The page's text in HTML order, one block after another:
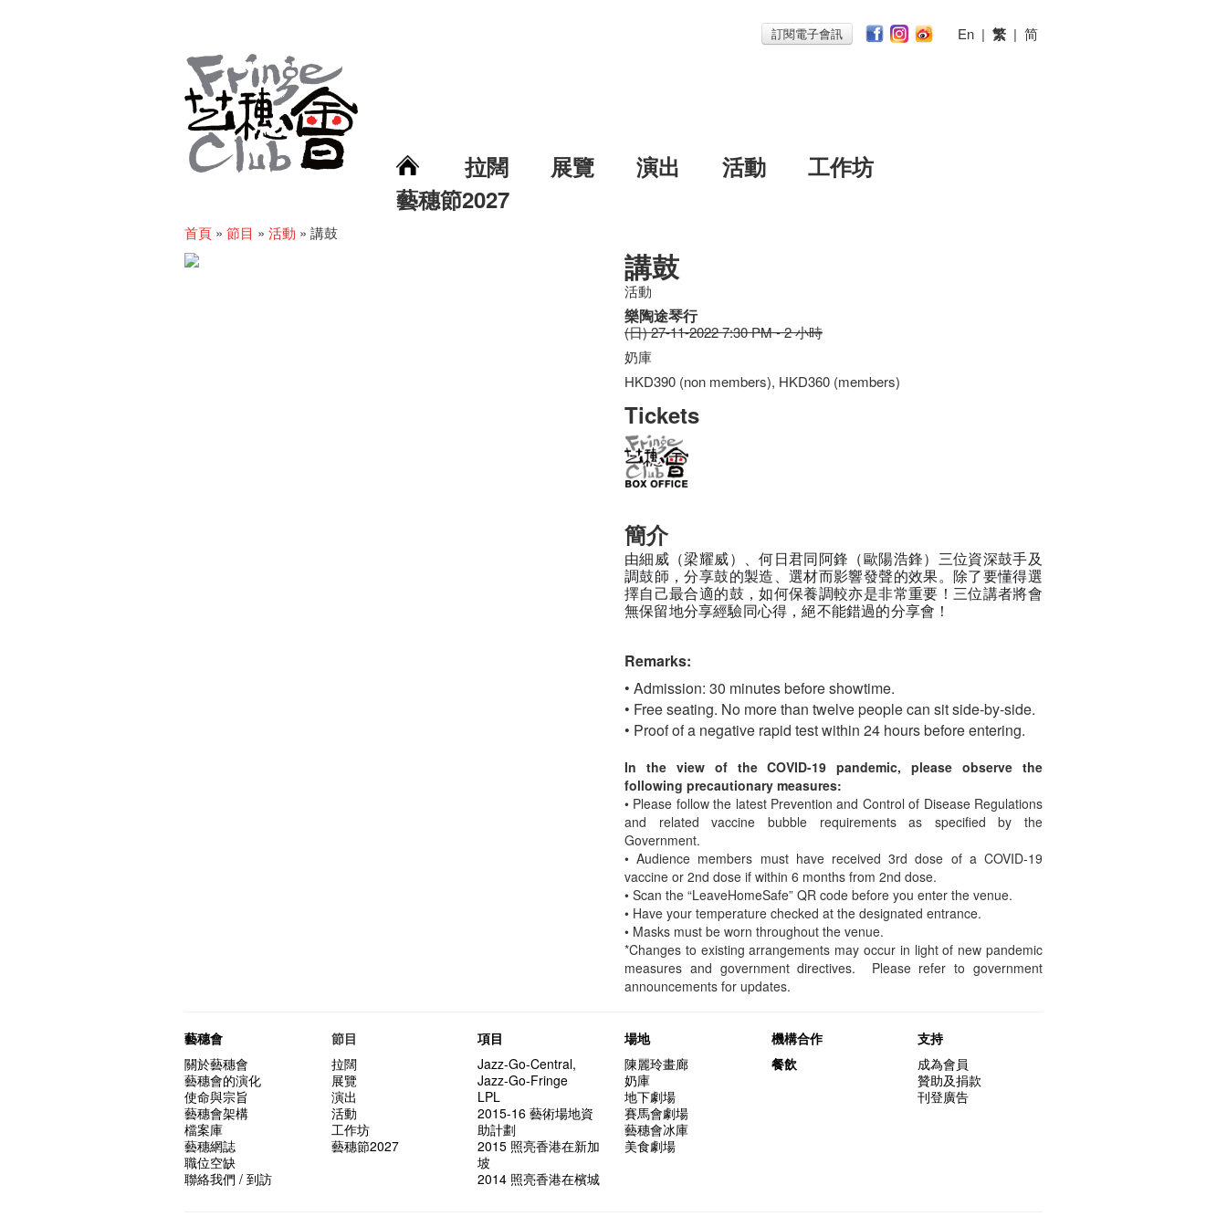
訂閱電子會訊 En | 繁 | 简
拉闊 展覽 演出 活動
工作坊
藝穗節2027
首頁 » 節目 » 活動 » 講鼓
講鼓
活動
樂陶途琴行
(日) 27-11-2022 7:30 PM - 2 小時
奶庫
HKD390 (non members), HKD360 (members)
Tickets
簡介
由細威（梁耀威）、何日君同阿鋒（歐陽浩鋒）三位資深鼓手及
調鼓師，分享鼓的製造、選材而影響發聲的效果。除了要懂得選
擇自己最合適的鼓，如何保養調較亦是非常重要！三位講者將會
無保留地分享經驗同心得，絕不能錯過的分享會！
Remarks:
• Admission: 30 minutes before showtime.
• Free seating. No more than twelve people can sit side-by-side.
• Proof of a negative rapid test within 24 hours before entering.
In the view of the COVID-19 pandemic, please observe the
following precautionary measures:
• Please follow the latest Prevention and Control of Disease Regulations
and related vaccine bubble requirements as specified by the
Government.
• Audience members must have received 3rd dose of a COVID-19
vaccine or 2nd dose if within 6 months from 2nd dose.
• Scan the “LeaveHomeSafe” QR code before you enter the venue.
• Have your temperature checked at the designated entrance.
• Masks must be worn throughout the venue.
*Changes to existing arrangements may occur in light of new pandemic
measures and government directives. Please refer to government
announcements for updates.
藝穗會
關於藝穗會
藝穗會的演化
使命與宗旨
藝穗會架構
檔案庫
藝穗網誌
職位空缺
聯絡我們 / 到訪
節目
拉闊
展覽
演出
活動
工作坊
藝穗節2027
項目
Jazz-Go-Central,
Jazz-Go-Fringe
LPL
2015-16 藝術場地資
助計劃
2015 照亮香港在新加
坡
2014 照亮香港在檳城
場地
陳麗玲畫廊
奶庫
地下劇場
賽馬會劇場
藝穗會冰庫
美食劇場
機構合作
餐飲
支持
成為會員
贊助及捐款
刊登廣告